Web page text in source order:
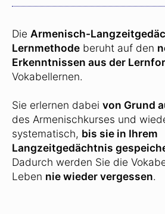
Die Armenisch-
Lernmethode beruht auf den
Erkenntnissen aus der
Vokabellernen.
Sie erlernen dabei von Grund
des Armenischkurses und
systematisch, bis sie in Ihrem
Langzeitgedächtnis
Dadurch werden Sie die
Leben nie wieder vergessen.